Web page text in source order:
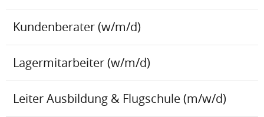
Kundenberater (w/m/d)
Lagermitarbeiter (w/m/d)
Leiter Ausbildung & Flugschule (m/w/d)